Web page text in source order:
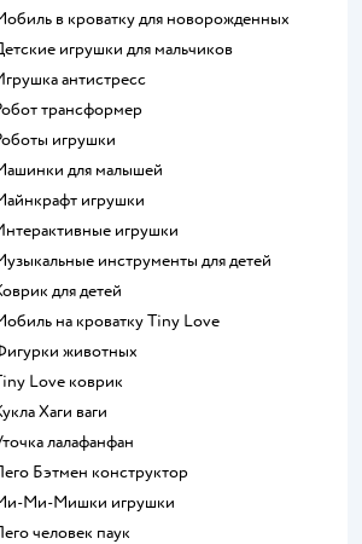
Мобиль в кроватку для новорожденных
Детские игрушки для мальчиков
Игрушка антистресс
Робот трансформер
Роботы игрушки
Машинки для малышей
Майнкрафт игрушки
Интерактивные игрушки
Музыкальные инструменты для детей
Коврик для детей
Мобиль на кроватку Tiny Love
Фигурки животных
Tiny Love коврик
Кукла Хаги ваги
Уточка лалафанфан
Лего Бэтмен конструктор
Ми-Ми-Мишки игрушки
Лего человек паук